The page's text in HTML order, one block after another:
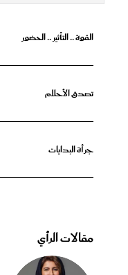
القوة .. التأثير .. الحضور
تصدق الأحلام
جرأة البدايات
مقالات الرأي